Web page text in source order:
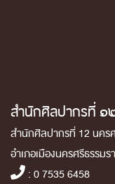
สำนักศิลปากรที่ ๑
สำนักศิลปากรที่ 12 นคร
อำเภอเมืองนครศรีธรรม
: 0 7535 6458